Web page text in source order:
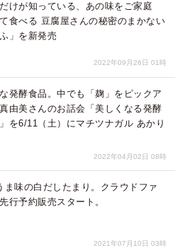
けが知っている、あの味をご家庭
食べる 豆腐屋さんの秘密のまかない
」を新発売
2022年09月26日 01時
発酵食品。中でも「麹」をピックア
由美さんのお話会「美しくなる発酵
を6/11（土）にマチツナガル あかり
2022年04月02日 08時
ま味の白だしたまり。クラウドファ
行予約販売スタート。
2021年07月10日 03時